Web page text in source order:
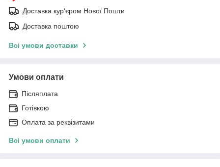
Доставка кур'єром Нової Пошти
Доставка поштою
Всі умови доставки
Умови оплати
Післяплата
Готівкою
Оплата за реквізитами
Всі умови оплати